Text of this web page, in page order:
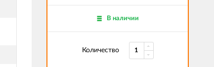
В наличии
Количество